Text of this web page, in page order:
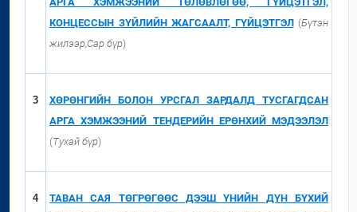
КОНЦЕССЫН ЗҮЙЛИЙН ЖАГСААЛТ, ГҮЙЦЭТГЭЛ(Бүтэн
жилээр,Сар бүр)
3
ХӨРӨНГИЙН БОЛОН УРСГАЛ ЗАРДАЛД ТУСГАГДСАН
АРГА ХЭМЖЭЭНИЙ ТЕНДЕРИЙН ЕРӨНХИЙ МЭДЭЭЛЭЛ
(Тухай бүр)
4
ТАВАН САЯ ТӨГРӨГӨӨС ДЭЭШ ҮНИЙН ДҮН БҮХИЙ